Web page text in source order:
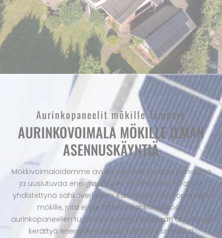
Aurinkopaneelit mökille Tampere
AURINKOVOIMALA MÖKILLE ILMAN
ASENNUSKÄYNTIÄ
Mökkivoimaloidemme avulla voidaan tuottaa puhdasta
ja uusiutuvaa energiaa myös alueilla, jotka eivät ole
yhdistettynä sähköverkkoon. Kun hankit aurinkopaneelit
mökille, jota ei ole kytketty sähköverkkoon,
aurinkopaneelien tuottama energia ladataan akkuihin ja
kerättyä energiaa voidaan käyttää esimerkiksi